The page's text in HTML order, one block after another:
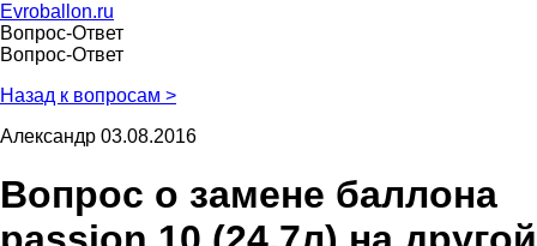
Evroballon.ru
Вопрос-Ответ
Вопрос-Ответ
Назад к вопросам >
Александр 03.08.2016
Вопрос о замене баллона